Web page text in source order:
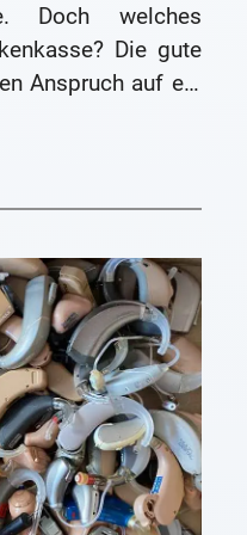
Doch welches
Die gute
Anspruch auf ein
erklären Ihnen,